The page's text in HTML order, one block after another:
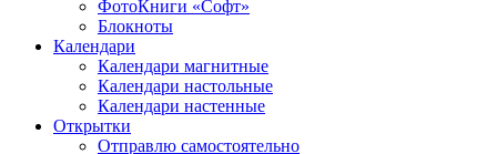
ФотоКниги «Софт»
Блокноты
Календари
Календари магнитные
Календари настольные
Календари настенные
Открытки
Отправлю самостоятельно